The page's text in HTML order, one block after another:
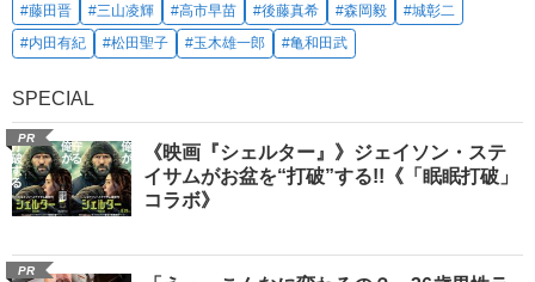
#藤田晋 #三山凌輝 #高市早苗 #後藤真希 #森岡毅
#城彰二
#内田有紀
#松田聖子 #玉木雄一郎 #亀和田武
SPECIAL
PR
《映画『シェルター』》ジェイソン・ステ
イサムがお盆を“打破”する!!《「眠眠打破」
コラボ》
PR